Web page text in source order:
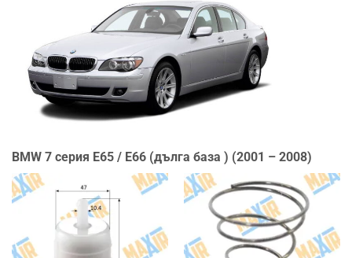
BMW 7 серия E65 / E66 (дълга база ) (2001 – 2008)